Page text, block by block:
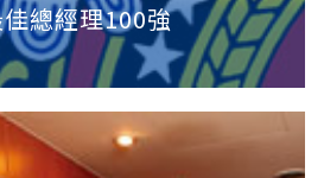
總經理100強